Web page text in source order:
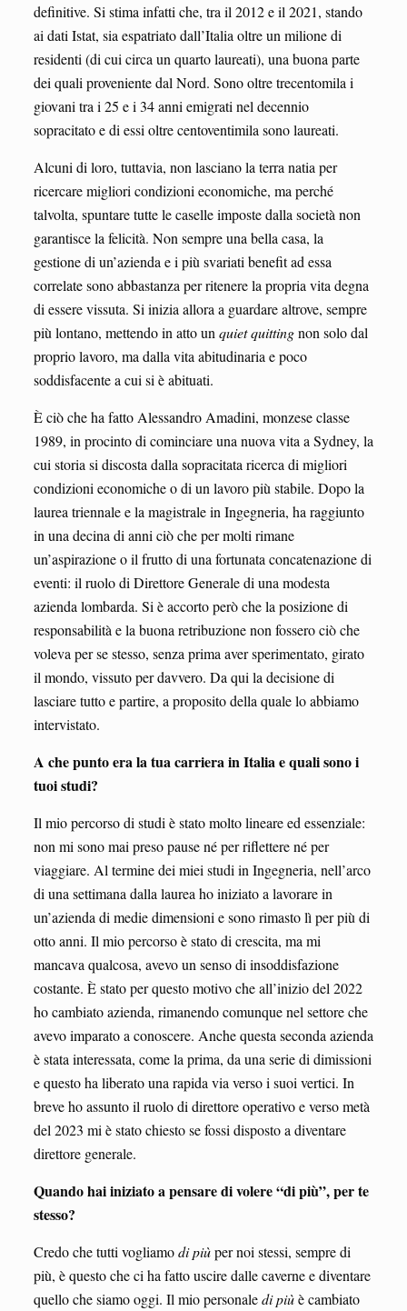
definitive. Si stima infatti che, tra il 2012 e il 2021, stando
ai dati Istat, sia espatriato dall’Italia oltre un milione di
residenti (di cui circa un quarto laureati), una buona parte
dei quali proveniente dal Nord. Sono oltre trecentomila i
giovani tra i 25 e i 34 anni emigrati nel decennio
sopracitato e di essi oltre centoventimila sono laureati.
Alcuni di loro, tuttavia, non lasciano la terra natia per
ricercare migliori condizioni economiche, ma perché
talvolta, spuntare tutte le caselle imposte dalla società non
garantisce la felicità. Non sempre una bella casa, la
gestione di un’azienda e i più svariati benefit ad essa
correlate sono abbastanza per ritenere la propria vita degna
di essere vissuta. Si inizia allora a guardare altrove, sempre
più lontano, mettendo in atto un quiet quittingnon solo dal
proprio lavoro, ma dalla vita abitudinaria e poco
soddisfacente a cui si è abituati.
È ciò che ha fatto Alessandro Amadini, monzese classe
1989, in procinto di cominciare una nuova vita a Sydney, la
cui storia si discosta dalla sopracitata ricerca di migliori
condizioni economiche o di un lavoro più stabile. Dopo la
laurea triennale e la magistrale in Ingegneria, ha raggiunto
in una decina di anni ciò che per molti rimane
un’aspirazione o il frutto di una fortunata concatenazione di
eventi: il ruolo di Direttore Generale di una modesta
azienda lombarda. Si è accorto però che la posizione di
responsabilità e la buona retribuzione non fossero ciò che
voleva per se stesso, senza prima aver sperimentato, girato
il mondo, vissuto per davvero. Da qui la decisione di
lasciare tutto e partire, a proposito della quale lo abbiamo
intervistato.
A che punto era la tua carriera in Italia e quali sono i
tuoi studi?
Il mio percorso di studi è stato molto lineare ed essenziale:
non mi sono mai preso pause né per riflettere né per
viaggiare. Al termine dei miei studi in Ingegneria, nell’arco
di una settimana dalla laurea ho iniziato a lavorare in
un’azienda di medie dimensioni e sono rimasto lì per più di
otto anni. Il mio percorso è stato di crescita, ma mi
mancava qualcosa, avevo un senso di insoddisfazione
costante. È stato per questo motivo che all’inizio del 2022
ho cambiato azienda, rimanendo comunque nel settore che
avevo imparato a conoscere. Anche questa seconda azienda
è stata interessata, come la prima, da una serie di dimissioni
e questo ha liberato una rapida via verso i suoi vertici. In
breve ho assunto il ruolo di direttore operativo e verso metà
del 2023 mi è stato chiesto se fossi disposto a diventare
direttore generale.
Quando hai iniziato a pensare di volere “di più”, per te
stesso?
Credo che tutti vogliamodi piùper noi stessi, sempre di
più, è questo che ci ha fatto uscire dalle caverne e diventare
quello che siamo oggi. Il mio personaledi piùè cambiato